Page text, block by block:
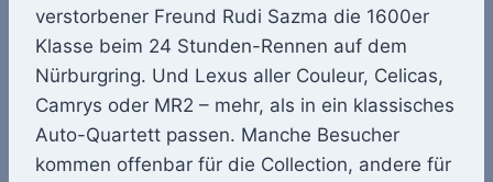
verstorbener Freund Rudi Sazma die 1600er
Klasse beim 24 Stunden-Rennen auf dem
Nürburgring. Und Lexus aller Couleur, Celicas,
Camrys oder MR2 – mehr, als in ein klassisches
Auto-Quartett passen. Manche Besucher
kommen offenbar für die Collection, andere für